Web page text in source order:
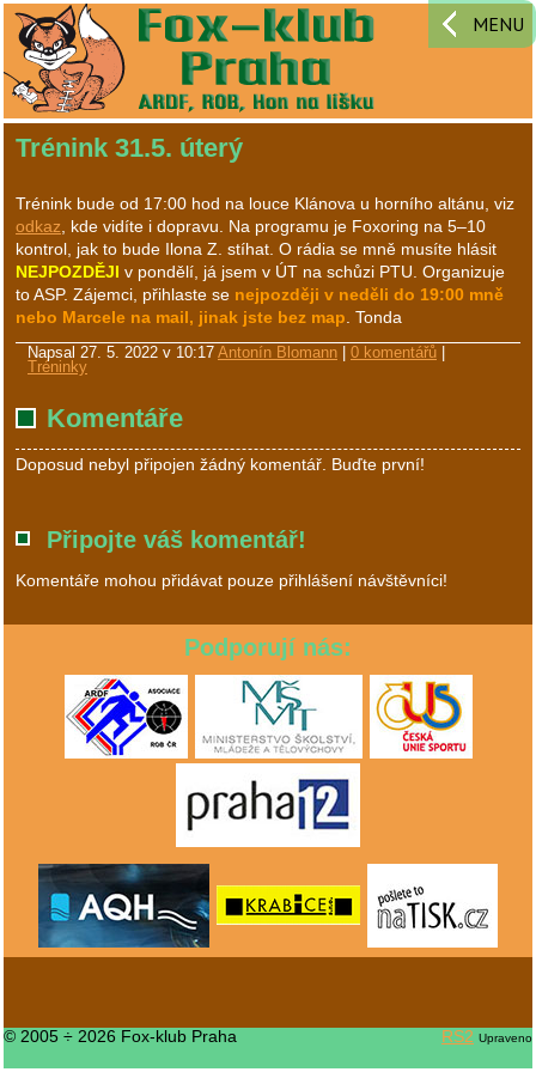
MENU
Trénink 31.5. úterý
Trénink bude od 17:00 hod na louce Klánova u horního altánu, viz
odkaz, kde vidíte i dopravu. Na programu je Foxoring na 5–10
kontrol, jak to bude Ilona Z. stíhat. O rádia se mně musíte hlásit
NEJPOZDĚJI v pondělí, já jsem v ÚT na schůzi PTU. Organizuje
to ASP. Zájemci, přihlaste se nejpozději v neděli do 19:00 mně
nebo Marcele na mail, jinak jste bez map. Tonda
Napsal 27. 5. 2022 v 10:17 Antonín Blomann 0 komentářů
Tréninky
Komentáře
Doposud nebyl připojen žádný komentář. Buďte první!
Připojte váš komentář!
Komentáře mohou přidávat pouze přihlášení návštěvníci!
Podporují nás:
© 2005 ÷ 2026 Fox-klub Praha RS2 Upraveno